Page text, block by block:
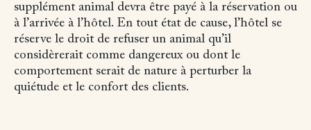
supplément animal devra être payé à la réservation ou
à l’arrivée à l’hôtel. En tout état de cause, l’hôtel se
réserve le droit de refuser un animal qu’il
considèrerait comme dangereux ou dont le
comportement serait de nature à perturber la
quiétude et le confort des clients.